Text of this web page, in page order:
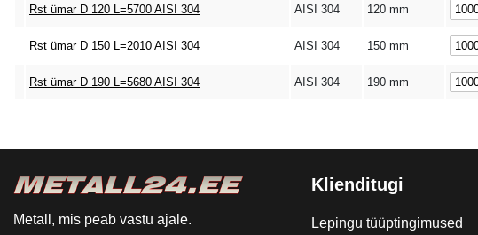
Rst ümar D 120 L=5700 AISI 304 AISI 304 120 mm
Rst ümar D 150 L=2010 AISI 304 AISI 304 150 mm
Rst ümar D 190 L=5680 AISI 304 AISI 304 190 mm
Metall, mis peab vastu ajale.
Klienditugi
Lepingu tüüptingimused